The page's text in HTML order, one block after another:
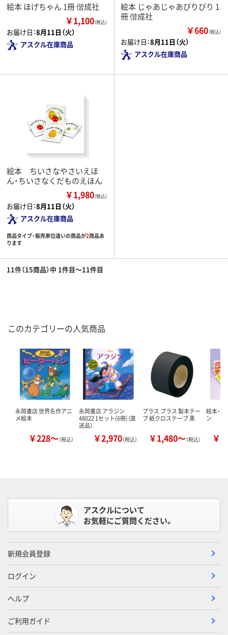
絵本 ほげちゃん 1冊 偕成社
￥1,100（税込）
お届け日：8月11日（火）
アスクル在庫商品
絵本 じゃあじゃあびりびり 1
冊 偕成社
￥660（税込）
お届け日：8月11日（火）
アスクル在庫商品
絵本 ちいさなやさいえほ
ん・ちいさなくだものえほん
￥1,980（税込）
お届け日：8月11日（火）
アスクル在庫商品
商品タイプ・販売単位違いの商品が2商品あ
ります
11件（15商品）中 1件目～11件目
このカテゴリーの人気商品
永岡書店 世界名作アニ
メ絵本
￥228～（税込）
永岡書店 アラジン
48022 1セット(6冊)（直
送品）
￥2,970（税込）
プラス プラス 製本テー
プ 紙クロステープ 黒
￥1,480～（税込）
絵本・
ン
￥
アスクルについて
お気軽にご質問ください。
新規会員登録
ログイン
ヘルプ
ご利用ガイド